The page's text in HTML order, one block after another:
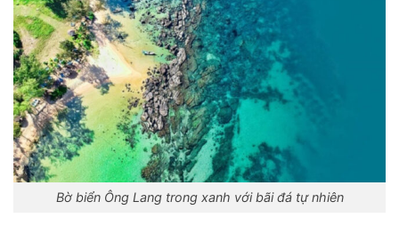
Bờ biển Ông Lang trong xanh với bãi đá tự nhiên